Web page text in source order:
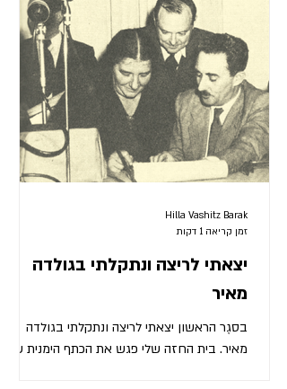
מדברת, את יודעת מי אני, אני השליט הגדול
מכולם! בוא, אמרתי לו, אתה קצת לא מעודכן, יש
צורת שלטון אחרת כבר בעידן. ראיתי שהפנים
שלו מאדימות ועף לו איזה בורג מהשריון. אני
דורש לדעת מה זה השטויות שאת אומרת! צעק
וגם הניף חרב. הלו הלו, אמרתי לו, התלהמת,
תרגע, קוראים לזה שלטון העם, וזה טוב, כל
עשרה אנשים שמחזיקים בדע
יצאתי לריצה ונתקלתי בגולדה
מאיר
בסגֶר הראשון יצאתי לריצה ונתקלתי בגולדה
מאיר. בית החזה שלי פגש את הכתף הימנית שלה
Hilla Vashitz Barak
זמן קריאה 1 דקות